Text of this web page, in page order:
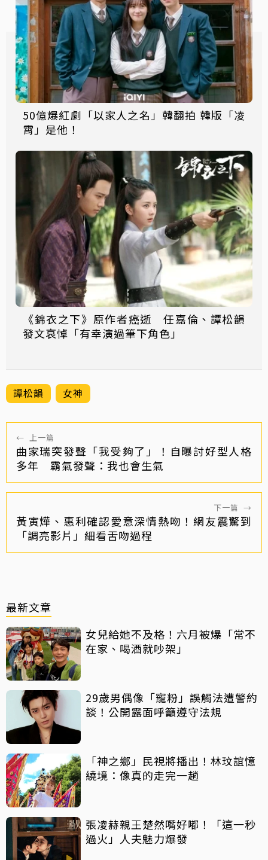
50億爆紅劇「以家人之名」韓翻拍 韓版「凌
霄」是他！
《錦衣之下》原作者癌逝 任嘉倫、譚松韻
發文哀悼「有幸演過筆下角色」
譚松韻 女神
← 上一篇
曲家瑞突發聲「我受夠了」！自曝討好型人格
多年 霸氣發聲：我也會生氣
下一篇 →
黃寅燁、惠利確認愛意深情熱吻！網友震驚到
「調亮影片」細看舌吻過程
最新文章
女兒給她不及格！六月被爆「常不
在家、喝酒就吵架」
29歲男偶像「寵粉」誤觸法遭警約
談！公開露面呼籲遵守法規
「神之鄉」民視將播出！林玟誼憶
繞境：像真的走完一趟
張凌赫親王楚然嘴好嘟！「這一秒
過火」人夫魅力爆發